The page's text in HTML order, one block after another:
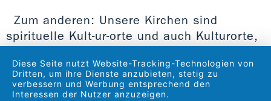
Zum anderen: Unsere Kirchen sind
spirituelle Kult-ur-orte und auch Kulturorte,
Und ihnen kommt symbolisch die Funktion
von Verschiebe- und Versandbahnhöfen,
Diese Seite nutzt Website-Tracking-Technologien von
Dritten, um ihre Dienste anzubieten, stetig zu
verbessern und Werbung entsprechend den
Interessen der Nutzer anzuzeigen.